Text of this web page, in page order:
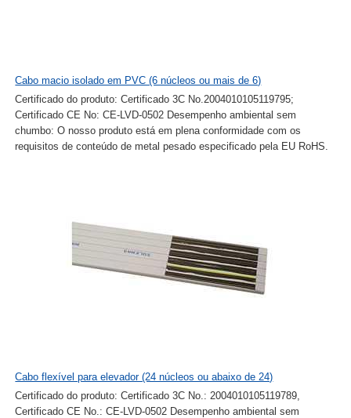
Cabo macio isolado em PVC (6 núcleos ou mais de 6)
Certificado do produto: Certificado 3C No.2004010105119795;
Certificado CE No: CE-LVD-0502 Desempenho ambiental sem
chumbo: O nosso produto está em plena conformidade com os
requisitos de conteúdo de metal pesado especificado pela EU RoHS.
Cabo flexível para elevador (24 núcleos ou abaixo de 24)
Certificado do produto: Certificado 3C No.: 2004010105119789,
Certificado CE No.: CE-LVD-0502 Desempenho ambiental sem